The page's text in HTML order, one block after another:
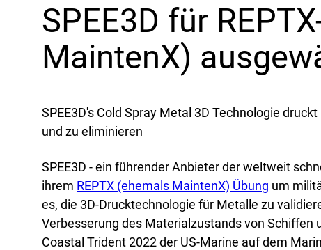
SPEE3D für
MaintenX)
SPEE3D's Cold Spray Metal 3D Technologie
und zu eliminieren
SPEE3D - ein führender Anbieter der weltweit
ihrem REPTX (ehemals MaintenX) Übung um
es, die 3D-Drucktechnologie für Metalle zu
Verbesserung des Materialzustands von Schiffen
Coastal Trident 2022 der US-Marine auf dem